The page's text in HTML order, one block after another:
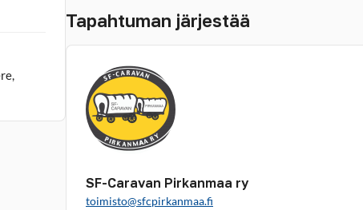
Tapahtuman järjestää
SF-Caravan Pirkanmaa ry
toimisto@sfcpirkanmaa.fi